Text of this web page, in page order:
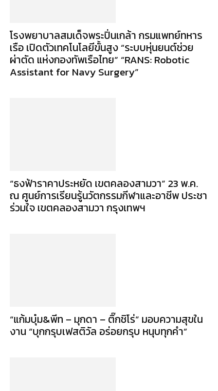
โรงพยาบาลสมเด็จพระปิ่นเกล้า กรมแพทย์ทหาร
เรือ เปิดตัวเทคโนโลยีขั้นสูง “ระบบหุ่นยนต์ช่วย
ผ่าตัด แห่งกองทัพเรือไทย” “RANS: Robotic
Assistant for Navy Surgery”
“ธงฟ้าราคาประหยัด เขตคลองสามวา” 23 พ.ค.
ณ ศูนย์การเรียนรู้นวัตกรรมกีฬาและอาชีพ ประชา
ร่วมใจ เขตคลองสามวา กรุงเทพฯ
“แก้มบุ๋ม&พีท – มุกดา – ติ๊กชิโร่” มอบความสุขใน
งาน “บุกกรุบเฟสติวัล อร่อยกรุบ หนุบทุกคำ”